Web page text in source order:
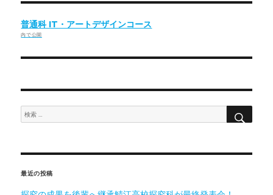
稿
ゲ
ー
シ
普通科 IT・アートデザインコース
内で公開
検
索:
検
最近の投稿